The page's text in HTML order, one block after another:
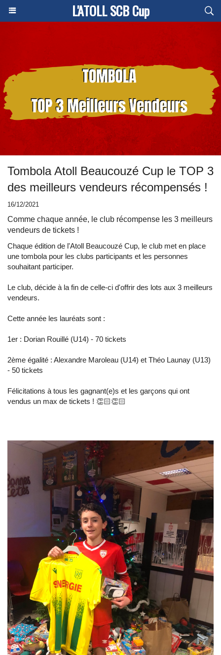
L'ATOLL SCB Cup
Tombola Atoll Beaucouzé Cup le TOP 3
des meilleurs vendeurs récompensés !
16/12/2021
Comme chaque année, le club récompense les 3 meilleurs
vendeurs de tickets !
Chaque édition de l'Atoll Beaucouzé Cup, le club met en place
une tombola pour les clubs participants et les personnes
souhaitant participer.
Le club, décide à la fin de celle-ci d'offrir des lots aux 3 meilleurs
vendeurs.
Cette année les lauréats sont :
1er : Dorian Rouillé (U14) - 70 tickets
2ème égalité : Alexandre Maroleau (U14) et Théo Launay (U13)
- 50 tickets
Félicitations à tous les gagnant(e)s et les garçons qui ont
vendus un max de tickets ! 👏🏻👏🏻